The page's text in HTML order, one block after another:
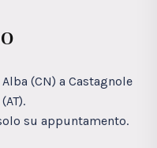
(CN) a Castagnole
su appuntamento.